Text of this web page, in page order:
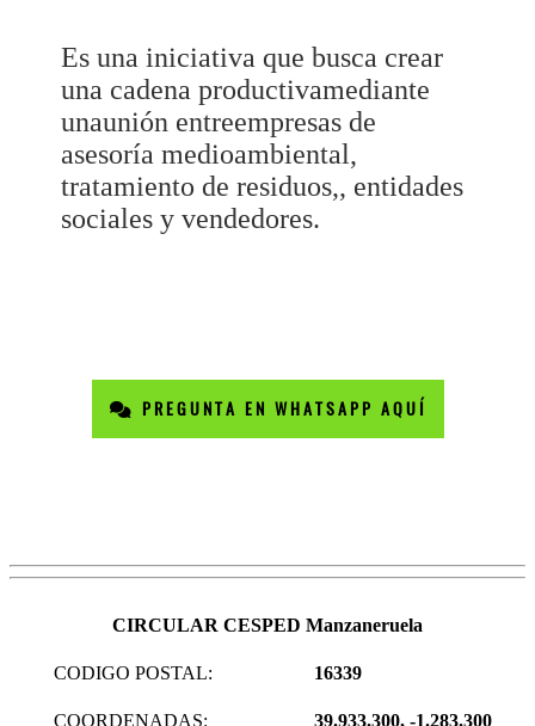
Es una iniciativa que busca crear
una cadena productivamediante
unaunión entreempresas de
asesoría medioambiental,
tratamiento de residuos,, entidades
sociales y vendedores.
PREGUNTA EN WHATSAPP AQUÍ
CIRCULAR CESPED Manzaneruela
CODIGO POSTAL: 16339
COORDENADAS: 39.933.300, -1.283.300